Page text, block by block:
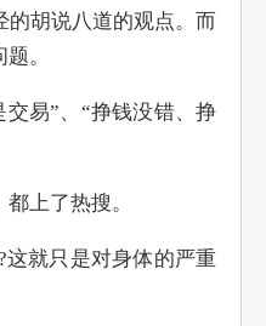
胡说八道的观点。而
。
易”、“挣钱没错、挣
上了热搜。
就只是对身体的严重